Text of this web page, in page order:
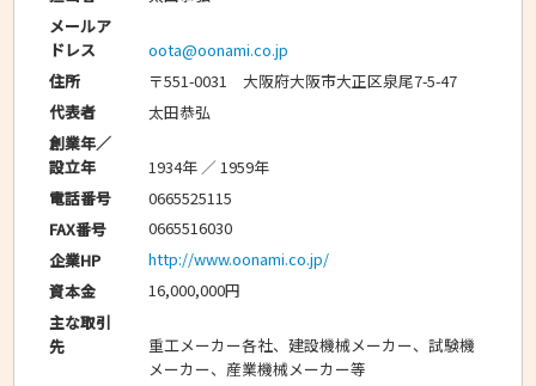
メールア
ドレス
oota@oonami.co.jp
住所
〒551-0031 大阪府大阪市大正区泉尾7-5-47
代表者
太田恭弘
創業年／
設立年
1934年 ／ 1959年
電話番号
0665525115
FAX番号
0665516030
企業HP
http://www.oonami.co.jp/
資本金
16,000,000円
主な取引
先
重工メーカー各社、建設機械メーカー、試験機
メーカー、産業機械メーカー等